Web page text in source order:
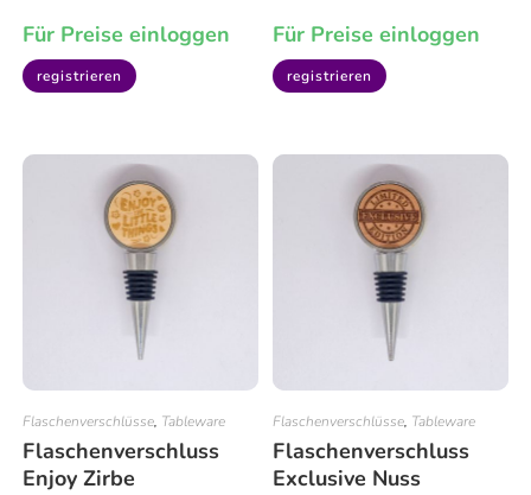
Für Preise einloggen
registrieren
Für Preise einloggen
registrieren
Flaschenverschlüsse, Tableware
Flaschenverschluss
Enjoy Zirbe
Flaschenverschlüsse, Tableware
Flaschenverschluss
Exclusive Nuss